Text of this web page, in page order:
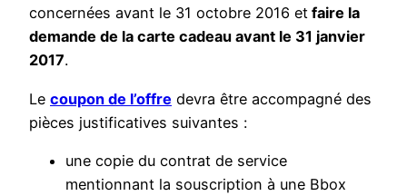
concernées avant le 31 octobre 2016 et faire la
demande de la carte cadeau avant le 31 janvier
2017.
Le coupon de l’offre devra être accompagné des
pièces justificatives suivantes :
une copie du contrat de service
mentionnant la souscription à une Bbox